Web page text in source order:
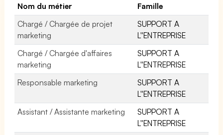
Nom du métier
Famille
Chargé / Chargée de projet
marketing
SUPPORT A
L''ENTREPRISE
Chargé / Chargée d'affaires
marketing
SUPPORT A
L''ENTREPRISE
Responsable marketing
SUPPORT A
L''ENTREPRISE
Assistant / Assistante marketing
SUPPORT A
L''ENTREPRISE